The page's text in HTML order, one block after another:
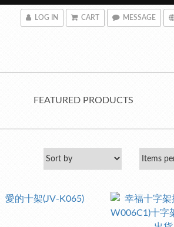
LOG IN CART MESSAGE
FEATURED PRODUCTS